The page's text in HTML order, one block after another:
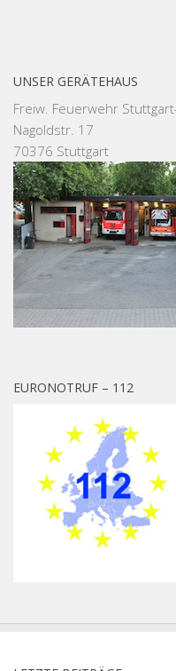
UNSER GERÄTEHAUS
Freiw. Feuerwehr
Nagoldstr. 17
70376 Stuttgart
EURONOTRUF – 112